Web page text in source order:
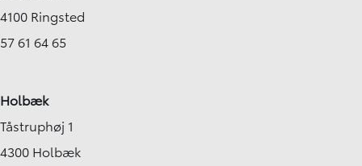
4100 Ringsted
57 61 64 65
Holbæk
Tåstruphøj 1
4300 Holbæk